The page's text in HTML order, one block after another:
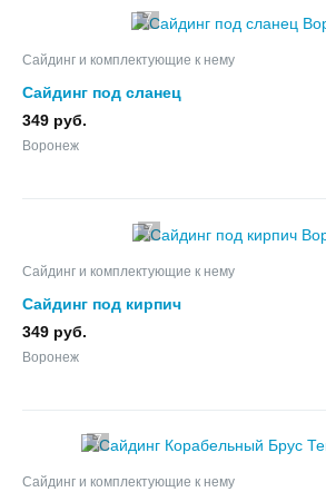
7
Сайдинг и комплектующие к нему
Сайдинг под сланец
349 руб.
Воронеж
7
Сайдинг и комплектующие к нему
Сайдинг под кирпич
349 руб.
Воронеж
7
Сайдинг и комплектующие к нему